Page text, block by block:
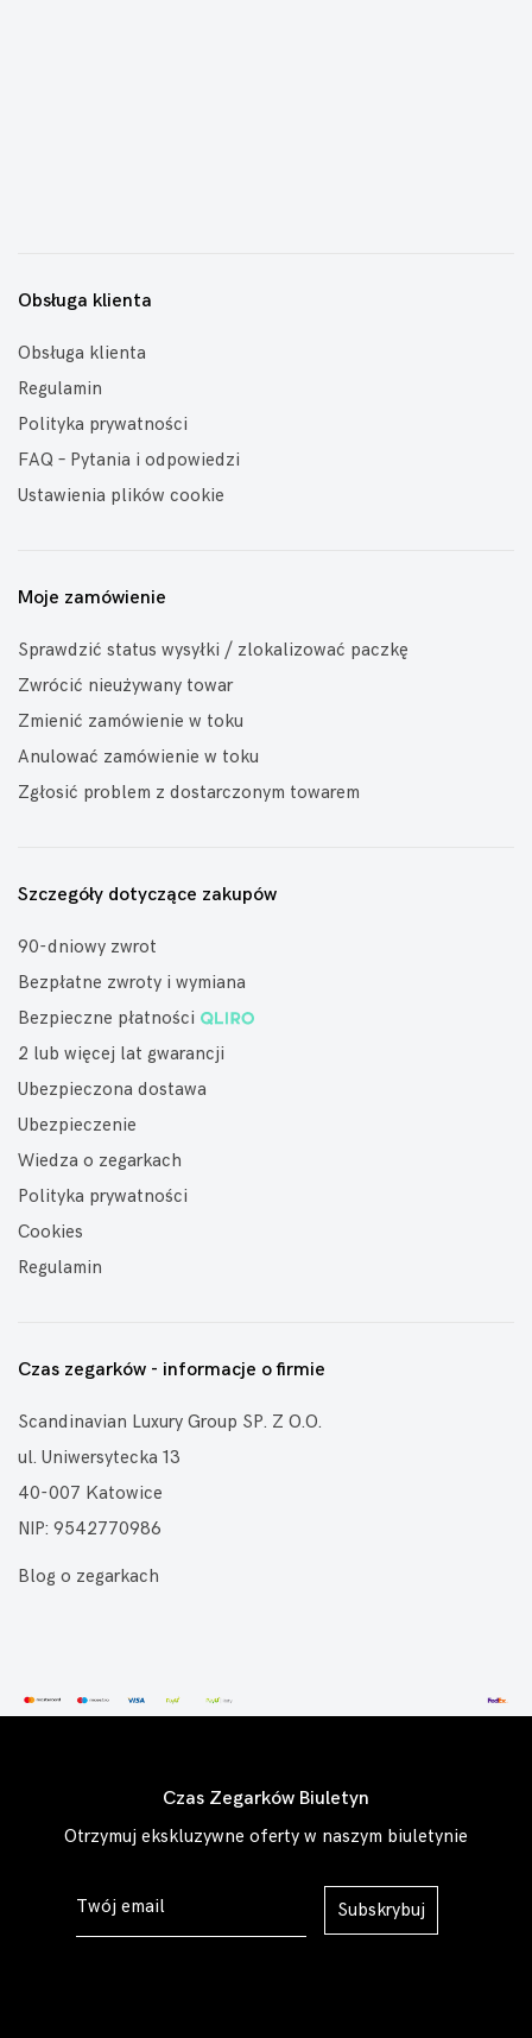
Obsługa klienta
Obsługa klienta
Regulamin
Polityka prywatności
FAQ – Pytania i odpowiedzi
Ustawienia plików cookie
Moje zamówienie
Sprawdzić status wysyłki / zlokalizować paczkę
Zwrócić nieużywany towar
Zmienić zamówienie w toku
Anulować zamówienie w toku
Zgłosić problem z dostarczonym towarem
Szczegóły dotyczące zakupów
90-dniowy zwrot
Bezpłatne zwroty i wymiana
Bezpieczne płatności
2 lub więcej lat gwarancji
Ubezpieczona dostawa
Ubezpieczenie
Wiedza o zegarkach
Polityka prywatności
Cookies
Regulamin
Czas zegarków - informacje o firmie
Scandinavian Luxury Group SP. Z O.O.
ul. Uniwersytecka 13
40-007 Katowice
NIP: 9542770986
Blog o zegarkach
Czas Zegarków Biuletyn
Otrzymuj ekskluzywne oferty w naszym biuletynie
Subskrybuj